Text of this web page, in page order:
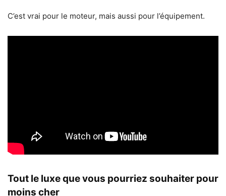
C’est vrai pour le moteur, mais aussi pour l’équipement.
Tout le luxe que vous pourriez souhaiter pour
moins cher